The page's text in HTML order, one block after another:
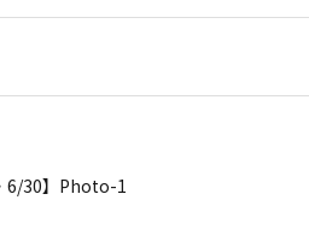
6/30】Photo-1